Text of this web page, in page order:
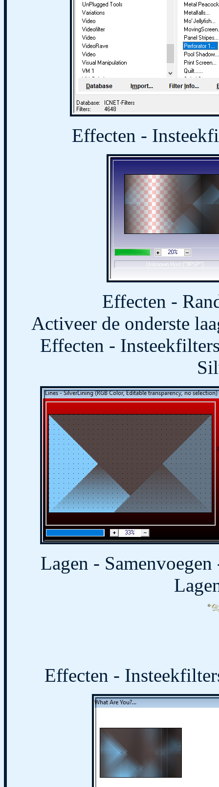
Effecten -
Effecten -
Activeer de onderste
Effecten -
Lagen -
Effecten -